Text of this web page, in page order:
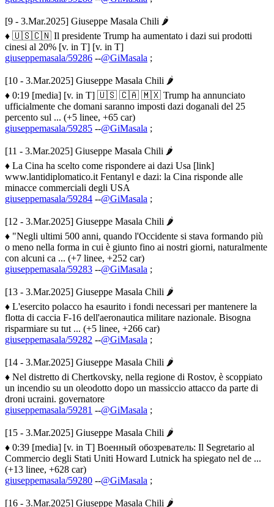
[9 - 3.Mar.2025] Giuseppe Masala Chili 🌶
♦ 🇺🇸🇨🇳 Il presidente Trump ha aumentato i dazi sui prodotti
cinesi al 20% [v. in T] [v. in T]
giuseppemasala/59286 --@GiMasala ;
[10 - 3.Mar.2025] Giuseppe Masala Chili 🌶
♦ 0:19 [media] [v. in T] 🇺🇸 🇨🇦 🇲🇽 Trump ha annunciato
ufficialmente che domani saranno imposti dazi doganali del 25
percento sul ... (+5 linee, +65 car)
giuseppemasala/59285 --@GiMasala ;
[11 - 3.Mar.2025] Giuseppe Masala Chili 🌶
♦ La Cina ha scelto come rispondere ai dazi Usa [link]
www.lantidiplomatico.it Fentanyl e dazi: la Cina risponde alle
minacce commerciali degli USA
giuseppemasala/59284 --@GiMasala ;
[12 - 3.Mar.2025] Giuseppe Masala Chili 🌶
♦ "Negli ultimi 500 anni, quando l'Occidente si stava formando più
o meno nella forma in cui è giunto fino ai nostri giorni, naturalmente
con alcuni ca ... (+7 linee, +252 car)
giuseppemasala/59283 --@GiMasala ;
[13 - 3.Mar.2025] Giuseppe Masala Chili 🌶
♦ L'esercito polacco ha esaurito i fondi necessari per mantenere la
flotta di caccia F-16 dell'aeronautica militare nazionale. Bisogna
risparmiare su tut ... (+5 linee, +266 car)
giuseppemasala/59282 --@GiMasala ;
[14 - 3.Mar.2025] Giuseppe Masala Chili 🌶
♦ Nel distretto di Chertkovsky, nella regione di Rostov, è scoppiato
un incendio su un oleodotto dopo un massiccio attacco da parte di
droni ucraini. governatore
giuseppemasala/59281 --@GiMasala ;
[15 - 3.Mar.2025] Giuseppe Masala Chili 🌶
♦ 0:39 [media] [v. in T] Военный обозреватель: Il Segretario al
Commercio degli Stati Uniti Howard Lutnick ha spiegato nel de ...
(+13 linee, +628 car)
giuseppemasala/59280 --@GiMasala ;
[16 - 3.Mar.2025] Giuseppe Masala Chili 🌶